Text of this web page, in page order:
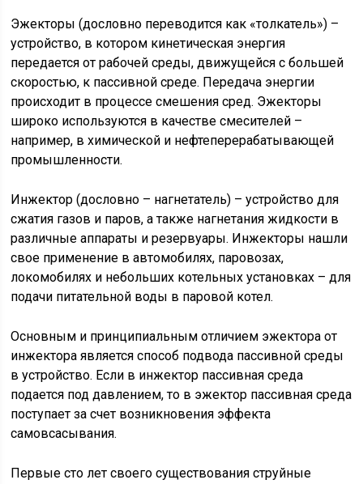
Эжекторы (дословно переводится как «толкатель») –
устройство, в котором кинетическая энергия
передается от рабочей среды, движущейся с большей
скоростью, к пассивной среде. Передача энергии
происходит в процессе смешения сред. Эжекторы
широко используются в качестве смесителей –
например, в химической и нефтеперерабатывающей
промышленности.
Инжектор (дословно – нагнетатель) – устройство для
сжатия газов и паров, а также нагнетания жидкости в
различные аппараты и резервуары. Инжекторы нашли
свое применение в автомобилях, паровозах,
локомобилях и небольших котельных установках – для
подачи питательной воды в паровой котел.
Основным и принципиальным отличием эжектора от
инжектора является способ подвода пассивной среды
в устройство. Если в инжектор пассивная среда
подается под давлением, то в эжектор пассивная среда
поступает за счет возникновения эффекта
самовсасывания.
Первые сто лет своего существования струйные